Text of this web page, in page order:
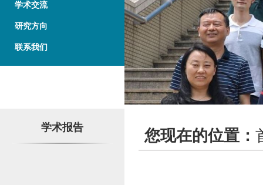
学术交流
研究方向
联系我们
学术报告 您现在的位置：